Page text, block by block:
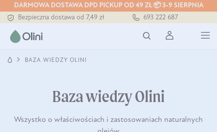
DARMOWA DOSTAWA DPD PICKUP OD 49 ZŁ 📦 3-9 SIERPNIA
Bezpieczna dostawa od 7,49 zł
Darmowa dostawa od 199 zł
Tłoczony zawsze na zimno
693 222 687
BAZA WIEDZY OLINI
Baza wiedzy Olini
Wszystko o właściwościach i zastosowaniach naturalnych